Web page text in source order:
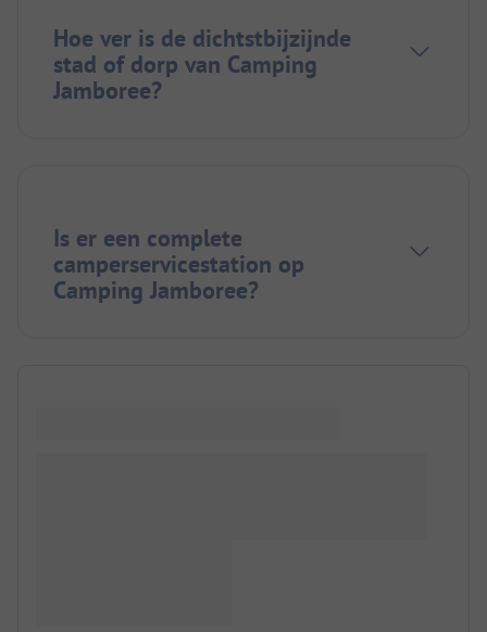
Hoe ver is de dichtstbijzijnde
stad of dorp van Camping
Jamboree?
Is er een complete
camperservicestation op
Camping Jamboree?